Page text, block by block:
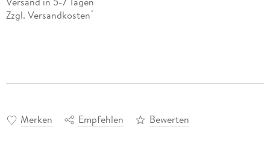
Zzgl. Versandkosten *
Merken Empfehlen Bewerten